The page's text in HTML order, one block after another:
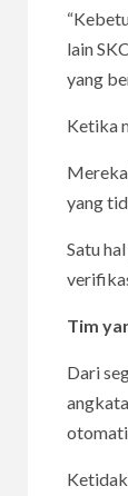
lain
yang
Ketika
yang
Satu
Tim
Dari